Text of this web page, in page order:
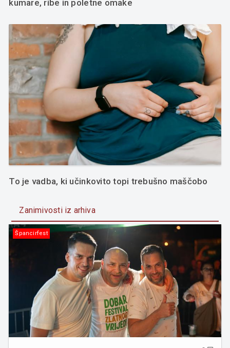
kumare, ribe in poletne omake
To je vadba, ki učinkovito topi trebušno maščobo
Zanimivosti iz arhiva
Špancirfest